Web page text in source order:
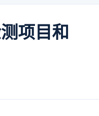
项目和